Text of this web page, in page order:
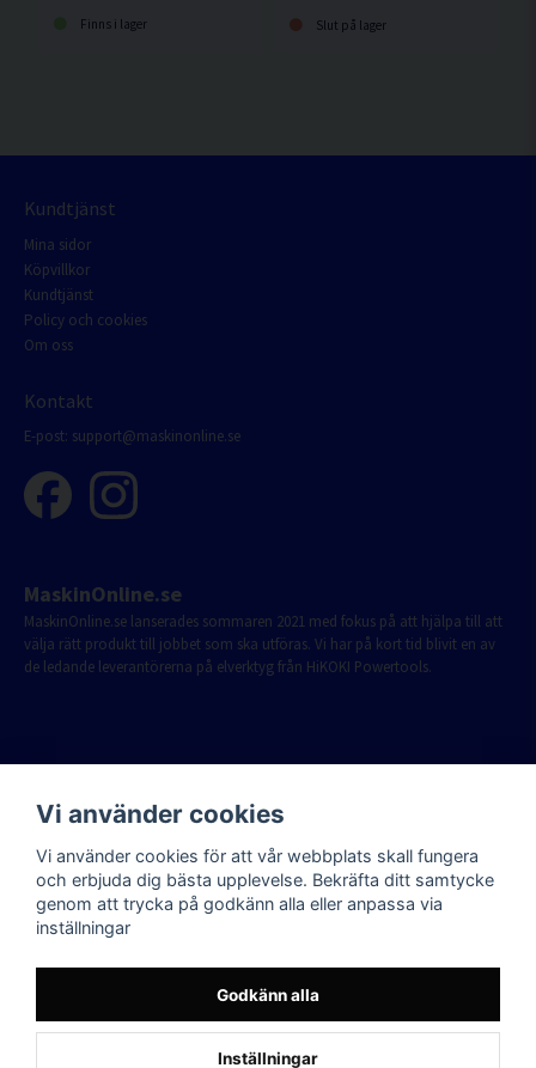
Finns i lager Slut på lager
Kundtjänst
Mina sidor
Köpvillkor
Kundtjänst
Policy och cookies
Om oss
Kontakt
E-post: support@maskinonline.se
MaskinOnline.se
MaskinOnline.se lanserades sommaren 2021 med fokus på att hjälpa till att
välja rätt produkt till jobbet som ska utföras. Vi har på kort tid blivit en av
de ledande leverantörerna på elverktyg från HiKOKI Powertools.
Vi använder cookies
Vi använder cookies för att vår webbplats skall fungera
och erbjuda dig bästa upplevelse. Bekräfta ditt samtycke
genom att trycka på godkänn alla eller anpassa via
inställningar
Godkänn alla
Inställningar